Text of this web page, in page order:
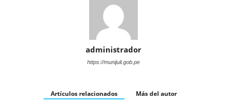
administrador
https://munijuli.gob.pe
Artículos relacionados Más del autor